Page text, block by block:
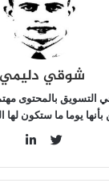
شوقي دليمي
بالمحتوى
بأنها يوما ما ستكون لها